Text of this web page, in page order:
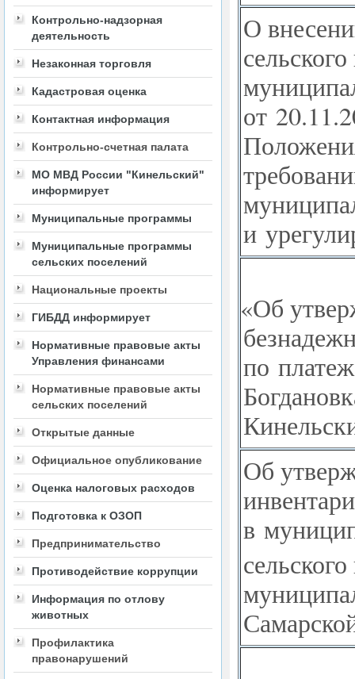
Контрольно-надзорная
деятельность
Незаконная торговля
Кадастровая оценка
Контактная информация
Контрольно-счетная палата
МО МВД России "Кинельский"
информирует
Муниципальные программы
Муниципальные программы
сельских поселений
Национальные проекты
ГИБДД информирует
Нормативные правовые акты
Управления финансами
Нормативные правовые акты
сельских поселений
Открытые данные
Официальное опубликование
Оценка налоговых расходов
Подготовка к ОЗОП
Предпринимательство
Противодействие коррупции
Информация по отлову
животных
Профилактика
правонарушений
О
от
и
«Об
по
Об
в